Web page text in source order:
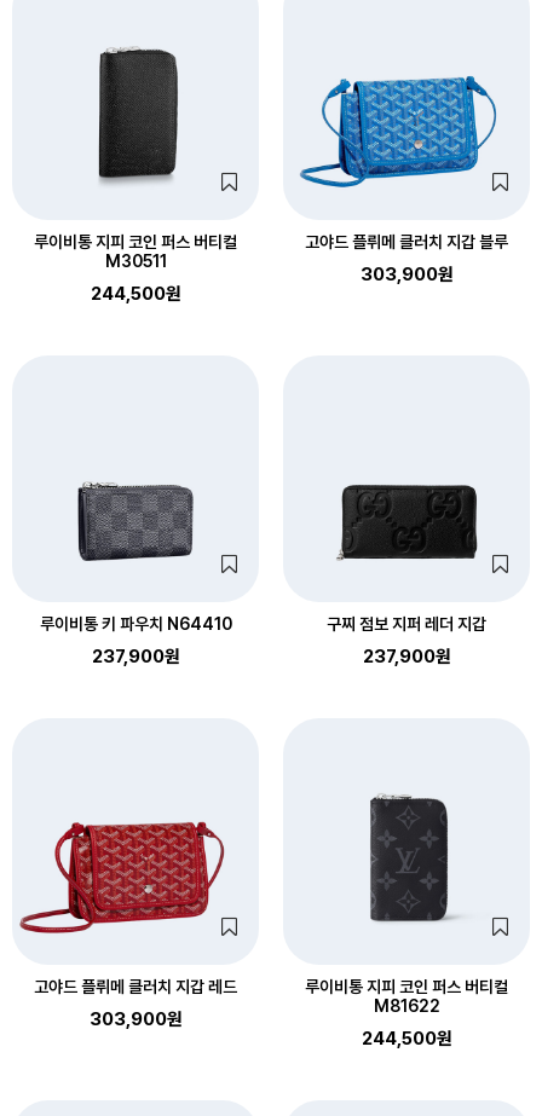
루이비통 지피 코인 퍼스 버티컬
M30511
244,500원
고야드 플뤼메 클러치 지갑 블루
303,900원
루이비통 키 파우치 N64410
237,900원
구찌 점보 지퍼 레더 지갑
237,900원
고야드 플뤼메 클러치 지갑 레드
303,900원
루이비통 지피 코인 퍼스 버티컬
M81622
244,500원